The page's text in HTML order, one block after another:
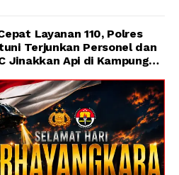
Layanan 110, Polres
Terjunkan Personel dan
Jinakkan Api di Kampung